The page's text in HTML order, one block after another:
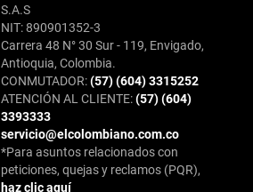
S.A.S
NIT: 890901352-3
Carrera 48 N° 30 Sur - 119, Envigado,
Antioquia, Colombia.
CONMUTADOR:(57) (604) 3315252
ATENCIÓN AL CLIENTE:(57) (604)
3393333
servicio@elcolombiano.com.co
*Para asuntos relacionados con
peticiones, quejas y reclamos (PQR),
haz clic aquí